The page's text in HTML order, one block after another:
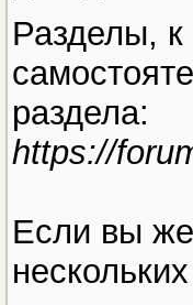
Разделы, к
раздела:
https://
Если вы